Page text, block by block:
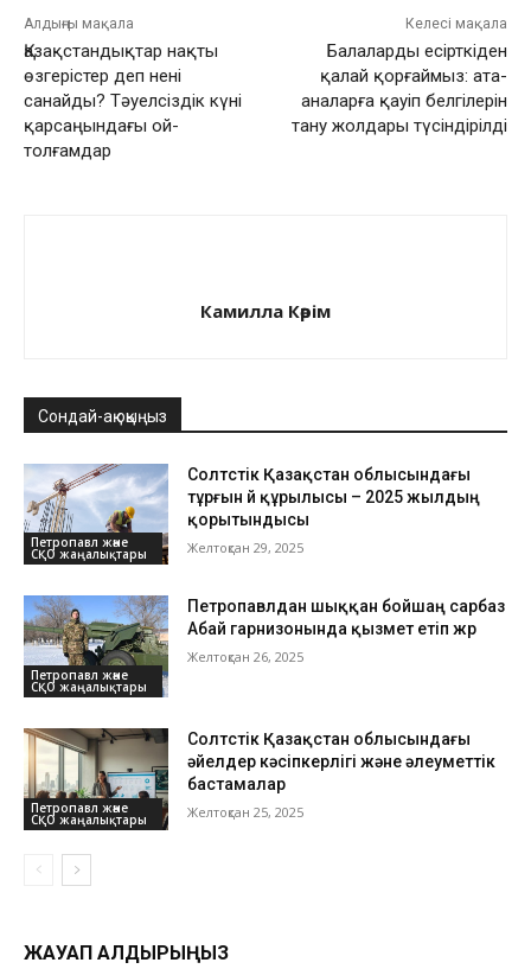
Алдыңғы мақала
Қазақстандықтар нақты
өзгерістер деп нені
санайды? Тәуелсіздік күні
қарсаңындағы ой-
толғамдар
Келесі мақала
Балаларды есірткіден
қалай қорғаймыз: ата-
аналарға қауіп белгілерін
тану жолдары түсіндірілді
Камилла Кәрім
Сондай-ақ оқыңыз
Петропавл және
СҚО жаңалықтары
Солтүстік Қазақстан облысындағы
тұрғын үй құрылысы – 2025 жылдың
қорытындысы
Желтоқсан 29, 2025
Петропавл және
СҚО жаңалықтары
Петропавлдан шыққан бойшаң сарбаз
Абай гарнизонында қызмет етіп жүр
Желтоқсан 26, 2025
Петропавл және
СҚО жаңалықтары
Солтүстік Қазақстан облысындағы
әйелдер кәсіпкерлігі және әлеуметтік
бастамалар
Желтоқсан 25, 2025
ЖАУАП ҚАЛДЫРЫҢЫЗ